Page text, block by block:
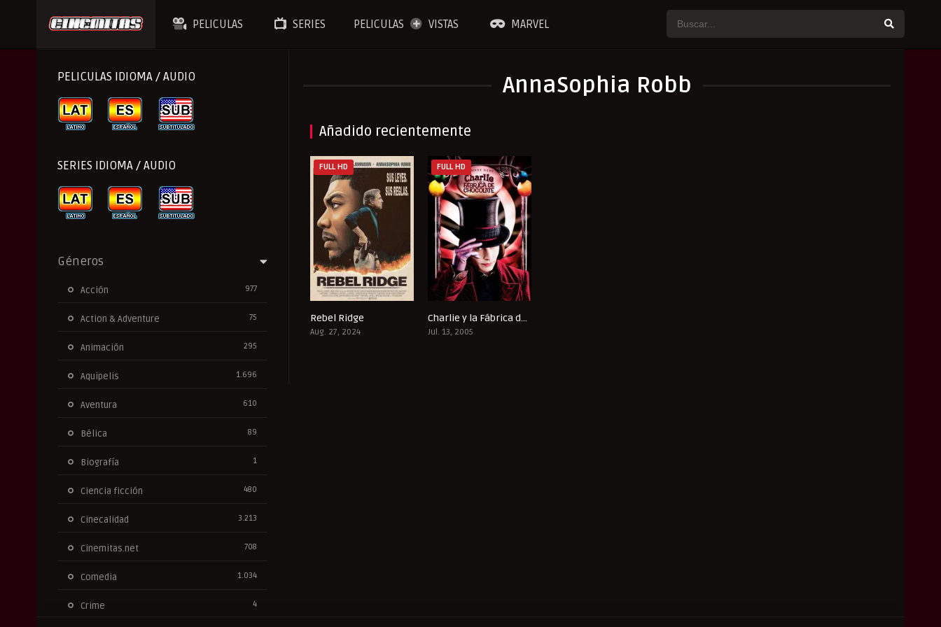
PELICULAS SERIES PELICULAS VISTAS MARVEL
AnnaSophia Robb
Añadido recientemente
FULL HD
Rebel Ridge
Aug. 27, 2024
6.7
FULL HD
Charlie y la Fábrica de Chocolate
Jul. 13, 2005
PELICULAS IDIOMA / AUDIO
SERIES IDIOMA / AUDIO
Géneros
Acción 977
Action & Adventure 75
Animación 295
Aquipelis 1.696
Aventura 610
Bélica 89
Biografía 1
Ciencia ficción 480
Cinecalidad 3.213
Cinemitas.net 708
Comedia 1.034
Crime 4